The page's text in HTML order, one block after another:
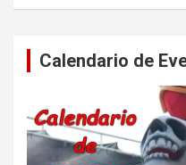
Calendario de